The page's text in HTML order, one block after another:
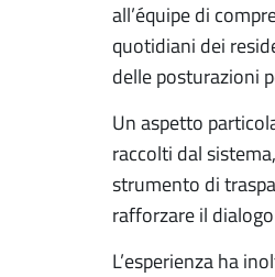
all’équipe di
quotidiani dei
delle posturazioni
Un aspetto
raccolti dal
strumento di
rafforzare il
L’esperienza ha